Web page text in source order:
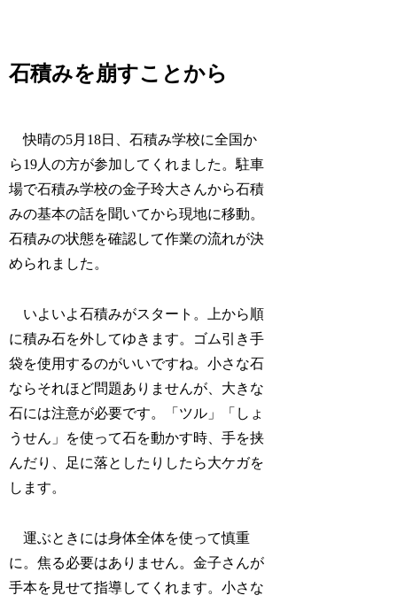
石積みを崩すことから
快晴の5月18日、石積み学校に全国か
ら19人の方が参加してくれました。駐車
場で石積み学校の金子玲大さんから石積
みの基本の話を聞いてから現地に移動。
石積みの状態を確認して作業の流れが決
められました。
いよいよ石積みがスタート。上から順
に積み石を外してゆきます。ゴム引き手
袋を使用するのがいいですね。小さな石
ならそれほど問題ありませんが、大きな
石には注意が必要です。「ツル」「しょ
うせん」を使って石を動かす時、手を挟
んだり、足に落としたりしたら大ケガを
します。
運ぶときには身体全体を使って慎重
に。焦る必要はありません。金子さんが
手本を見せて指導してくれます。小さな